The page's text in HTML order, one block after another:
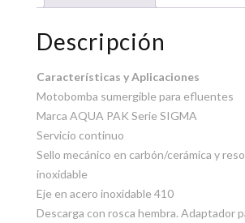
Descripción
Características y Aplicaciones
Motobomba sumergible para efluentes
Marca AQUA PAK Serie SIGMA
Servicio continuo
Sello mecánico en carbón/cerámica y
inoxidable
Eje en acero inoxidable 410
Descarga con rosca hembra. Adaptador